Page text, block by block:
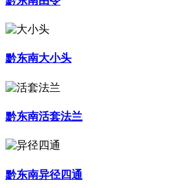
黔东南大小头
黔东南活套法兰
黔东南异径四通